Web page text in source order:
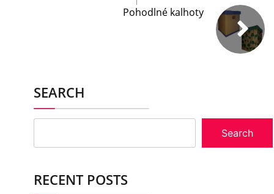
Pohodlné kalhoty
SEARCH
Search
RECENT POSTS